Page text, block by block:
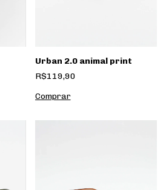
Urban 2.0 animal print
R$119,90